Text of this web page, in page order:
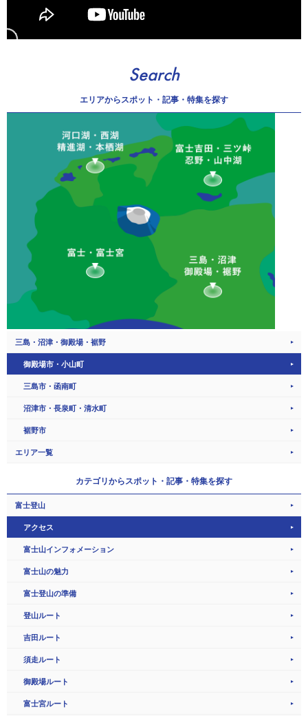
Search
エリアからスポット・記事・特集を探す
三島・沼津・御殿場・裾野
御殿場市・小山町
三島市・函南町
沼津市・長泉町・清水町
裾野市
エリア一覧
カテゴリからスポット・記事・特集を探す
富士登山
アクセス
富士山インフォメーション
富士山の魅力
富士登山の準備
登山ルート
吉田ルート
須走ルート
御殿場ルート
富士宮ルート